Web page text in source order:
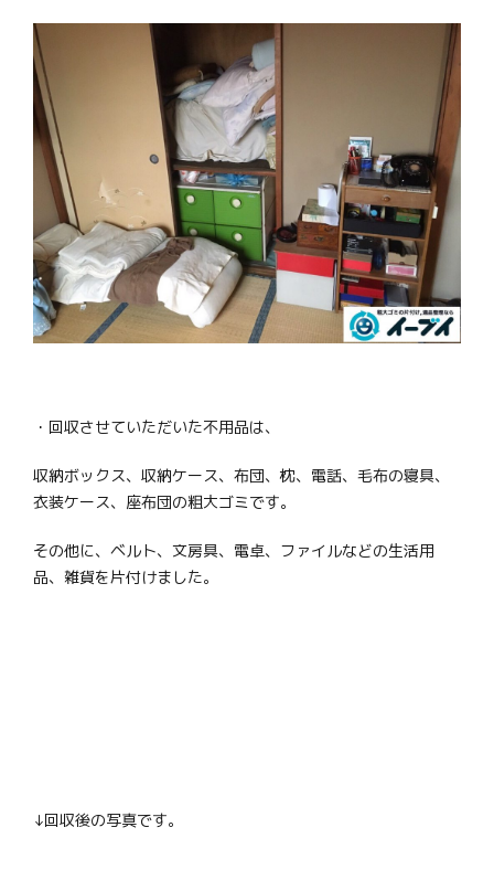
・回収させていただいた不用品は、
収納ボックス、収納ケース、布団、枕、電話、毛布の寝具、
衣装ケース、座布団の粗大ゴミです。
その他に、ベルト、文房具、電卓、ファイルなどの生活用
品、雑貨を片付けました。
↓回収後の写真です。